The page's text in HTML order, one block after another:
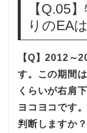
【Q.05
りのEA
【Q】2012～
す。この期間
くらいが右肩
ヨコヨコです
判断しますか